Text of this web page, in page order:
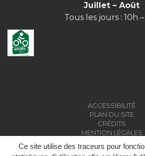
Ce site utilise des traceurs pour
Juillet – Août
Tous les jours : 10h –
ACCESSIBILITÉ
PLAN DU SITE
CRÉDITS
MENTION LÉGALES